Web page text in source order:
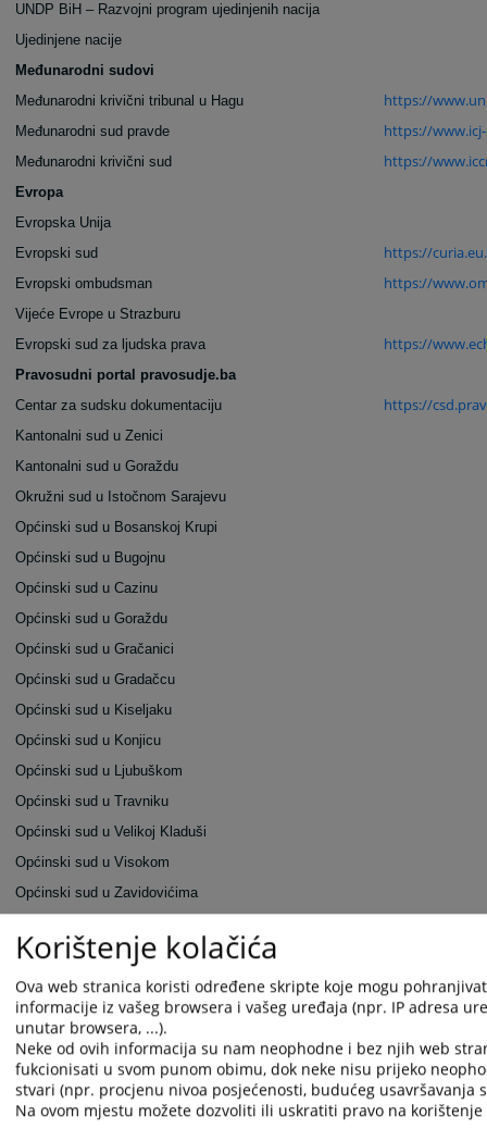
UNDP BiH – Razvojni program ujedinjenih nacija
Ujedinjene nacije
Međunarodni sudovi
Međunarodni krivični tribunal u Hagu
https://
Međunarodni sud pravde https://
Međunarodni krivični sud https://
Evropa
Evropska Unija
Evropski sud
https://
Evropski ombudsman https://
Vijeće Evrope u Strazburu
Evropski sud za ljudska prava
https://
Pravosudni portal pravosudje.ba
Centar za sudsku dokumentaciju
https://
Kantonalni sud u Zenici
Kantonalni sud u Goraždu
Okružni sud u Istočnom Sarajevu
Općinski sud u Bosanskoj Krupi
Općinski sud u Bugojnu
Općinski sud u Cazinu
Općinski sud u Goraždu
Općinski sud u Gračanici
Općinski sud u Gradačcu
Općinski sud u Kiseljaku
Općinski sud u Konjicu
Općinski sud u Ljubuškom
Općinski sud u Travniku
Općinski sud u Velikoj Kladuši
Općinski sud u Visokom
Općinski sud u Zavidovićima
Općinski sud u Žepču
Općinski sud u Živinicama
Osnovni sud u Derventi
Osnovni sud u Kotor Varošu
Osnovni sud u Modriči
Osnovni sud u Mrkonjić Gradu
Korištenje kolačića
Ova web stranica koristi određene skripte koje mogu
informacije iz vašeg browsera i vašeg uređaja (npr. IP adresa
unutar browsera, ...).
Neke od ovih informacija su nam neophodne i bez njih web
fukcionisati u svom punom obimu, dok neke nisu prijeko
stvari (npr. procjenu nivoa posjećenosti, budućeg usavršavanja
Na ovom mjestu možete dozvoliti ili uskratiti pravo na